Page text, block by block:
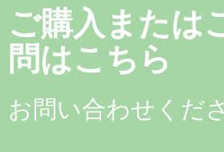
ご購入または
問はこちら
お問い合わせくだ